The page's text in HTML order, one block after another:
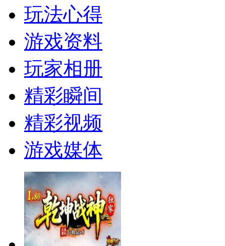
玩法心得
游戏资料
玩家相册
精彩瞬间
精彩视频
游戏媒体